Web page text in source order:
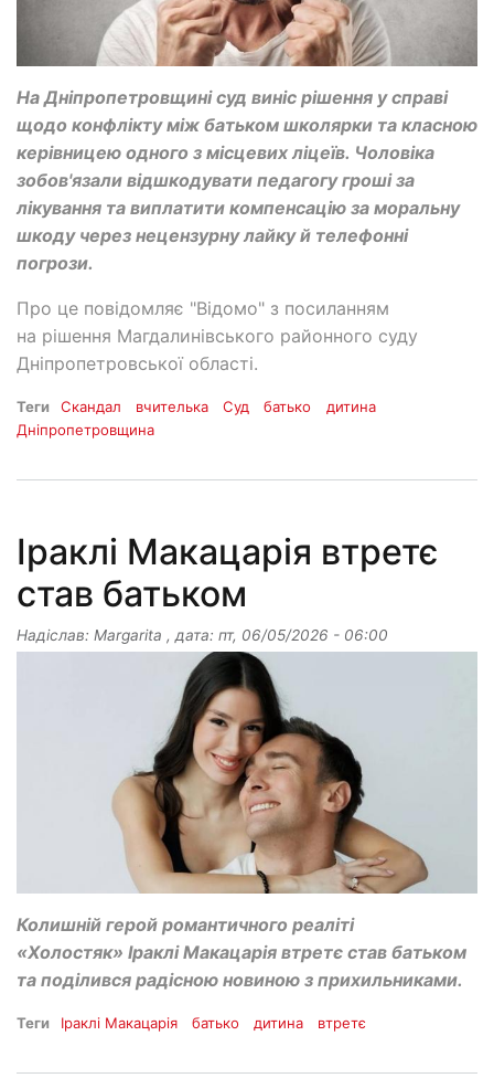
На Дніпропетровщині суд виніс рішення у справі
щодо конфлікту між батьком школярки та класною
керівницею одного з місцевих ліцеїв. Чоловіка
зобов'язали відшкодувати педагогу гроші за
лікування та виплатити компенсацію за моральну
шкоду через нецензурну лайку й телефонні
погрози.
Про це повідомляє "Відомо" з посиланням
на рішення Магдалинівського районного суду
Дніпропетровської області.
Теги Скандал вчителька Суд батько
дитина
Дніпропетровщина
Іраклі Макацарія втретє
став батьком
Надіслав: Margarita , дата: пт, 06/05/2026 - 06:00
Колишній герой романтичного реаліті
«Холостяк» Іраклі Макацарія втретє став батьком
та поділився радісною новиною з прихильниками.
Теги Іраклі Макацарія батько дитина втретє